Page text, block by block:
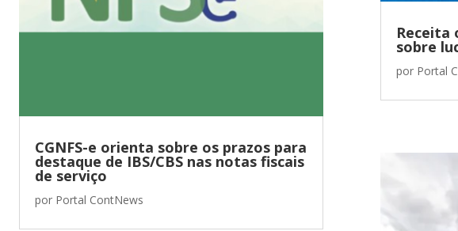
CGNFS-e orienta sobre os prazos para
destaque de IBS/CBS nas notas fiscais
de serviço
por Portal ContNews
Receita
sobre
por Portal